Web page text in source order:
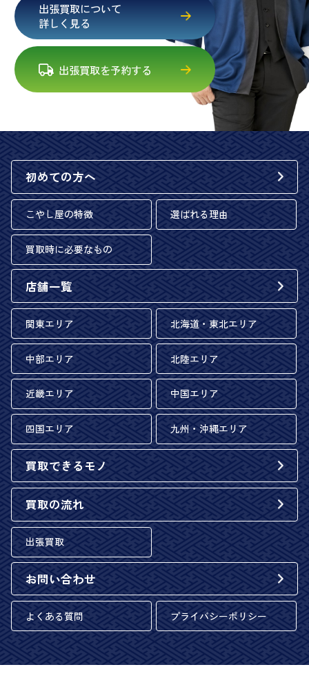
出張買取について
詳しく見る
出張買取を予約する
初めての方へ
こやし屋の特徴 選ばれる理由
買取時に必要なもの
店舗一覧
関東エリア 北海道・東北エリア
中部エリア 北陸エリア
近畿エリア 中国エリア
四国エリア 九州・沖縄エリア
買取できるモノ
買取の流れ
出張買取
お問い合わせ
よくある質問 プライバシーポリシー